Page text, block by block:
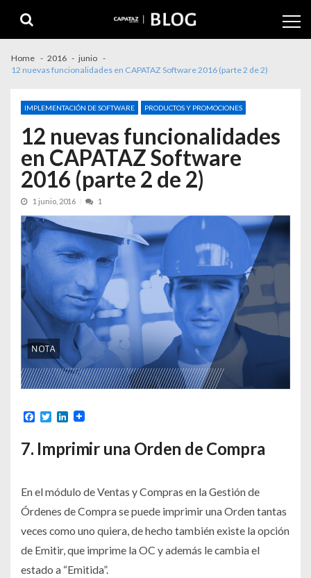
Home 2016
junio
12 nuevas funcionalidades en CAPATAZ Software 2016 (parte 2 de 2)
IMPLEMENTACIÓN DE SOFTWARE PRODUCTOS Y PROMOCIONES
12 nuevas funcionalidades
en CAPATAZ Software
2016 (parte 2 de 2)
1 junio, 2016 1
Facebook
TwitterLinkedIn
7. Imprimir una Orden de Compra
En el módulo de Ventas y Compras en la Gestión de
Órdenes de Compra se puede imprimir una Orden tantas
veces como uno quiera, de hecho también existe la opción
de Emitir, que imprime la OC y además le cambia el
estado a “Emitida”.